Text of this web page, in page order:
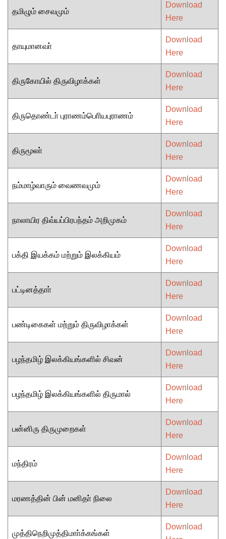
தமிழும் சைவமும்
Download
Here
தாயுமானவா்
Download
Here
திருகோயில் திருவிழாக்கள்
Download
Here
திருதொண்டா் புராணம்பொியபுராணம்
Download
Here
திருமூலா்
Download
Here
நம்மாழ்வாரும் வைணவமும்
Download
Here
நாலாயிர திவ்யப்பிரபந்தம் அறிமுகம்
Download
Here
பக்தி இயக்கம் மற்றும் இலக்கியம்
Download
Here
பட்டினத்தாா்
Download
Here
பண்டிகைகள் மற்றும் திருவிழாக்கள்
Download
Here
பழந்தமிழ் இலக்கியங்களில் சிவன்
Download
Here
பழந்தமிழ் இலக்கியங்களில் திருமால்
Download
Here
பன்னிரு திருமுறைகள்
Download
Here
மந்திரம்
Download
Here
மரணத்தின் பின் மனிதா் நிலை
Download
Here
முத்திநெறிமுத்திமாா்க்கங்கள்
Download